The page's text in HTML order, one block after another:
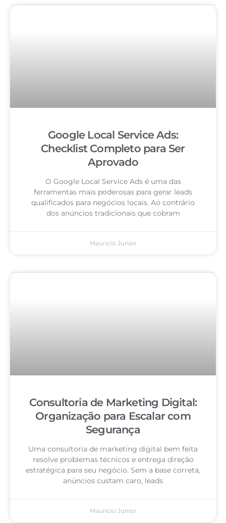
Google Local Service Ads:
Checklist Completo para Ser
Aprovado
O Google Local Service Ads é uma das
ferramentas mais poderosas para gerar leads
qualificados para negócios locais. Ao contrário
dos anúncios tradicionais que cobram
Mauricio Junior
Consultoria de Marketing Digital:
Organização para Escalar com
Segurança
Uma consultoria de marketing digital bem feita
resolve problemas técnicos e entrega direção
estratégica para seu negócio. Sem a base correta,
anúncios custam caro, leads
Mauricio Junior